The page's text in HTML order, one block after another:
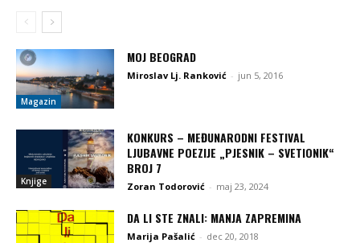
Magazin
MOJ BEOGRAD
Miroslav Lj. Ranković - jun 5, 2016
Knjige
KONKURS – MEĐUNARODNI FESTIVAL
LJUBAVNE POEZIJE „PJESNIK – SVETIONIK“
BROJ 7
Zoran Todorović - maj 23, 2024
DA LI STE ZNALI: MANJA ZAPREMINA
Marija Pašalić - dec 20, 2018